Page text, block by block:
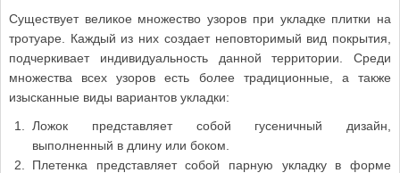
Существует великое множество узоров при укладке плитки на
тротуаре. Каждый из них создает неповторимый вид покрытия,
подчеркивает индивидуальность данной территории. Среди
множества всех узоров есть более традиционные, а также
изысканные виды вариантов укладки:
Ложок представляет собой гусеничный дизайн,
выполненный в длину или боком.
Плетенка представляет собой парную укладку в форме